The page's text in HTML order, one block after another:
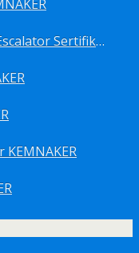
Sertifikasi Teknisi Elevator&Escalator Sertifikat Kemenaker KEMNAKER